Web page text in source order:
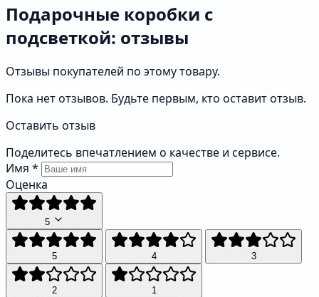
Подарочные коробки с
подсветкой: отзывы
Отзывы покупателей по этому товару.
Пока нет отзывов. Будьте первым, кто оставит отзыв.
Оставить отзыв
Поделитесь впечатлением о качестве и сервисе.
Имя *
Оценка
5
5 4 3
2 1